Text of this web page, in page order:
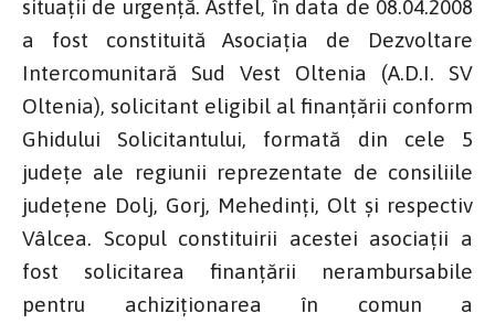
situații de urgență. Astfel, în data de 08.04.2008
a fost constituită Asociația de Dezvoltare
Intercomunitară Sud Vest Oltenia (A.D.I. SV
Oltenia), solicitant eligibil al finanțării conform
Ghidului Solicitantului, formată din cele 5
județe ale regiunii reprezentate de consiliile
județene Dolj, Gorj, Mehedinți, Olt și respectiv
Vâlcea. Scopul constituirii acestei asociații a
fost solicitarea finanțării nerambursabile
pentru achiziționarea în comun a